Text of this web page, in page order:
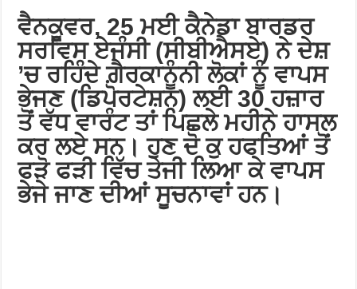
ਵੈਨਕੂਵਰ, 25 ਮਈ ਕੈਨੇਡਾ ਬਾਰਡਰ
ਸਰਵਿਸ ਏਜੰਸੀ (ਸੀਬੀਐਸਏ) ਨੇ ਦੇਸ਼
’ਚ ਰਹਿੰਦੇ ਗ਼ੈਰਕਾਨੂੰਨੀ ਲੋਕਾਂ ਨੂੰ ਵਾਪਸ
ਭੇਜਣ (ਡਿਪੋਰਟੇਸ਼ਨ) ਲਈ 30 ਹਜ਼ਾਰ
ਤੋਂ ਵੱਧ ਵਾਰੰਟ ਤਾਂ ਪਿਛਲੇ ਮਹੀਨੇ ਹਾਸਲ
ਕਰ ਲਏ ਸਨ। ਹੁਣ ਦੋ ਕੁ ਹਫਤਿਆਂ ਤੋਂ
ਫੜੋ ਫੜੀ ਵਿੱਚ ਤੇਜੀ ਲਿਆ ਕੇ ਵਾਪਸ
ਭੇਜੇ ਜਾਣ ਦੀਆਂ ਸੂਚਨਾਵਾਂ ਹਨ।